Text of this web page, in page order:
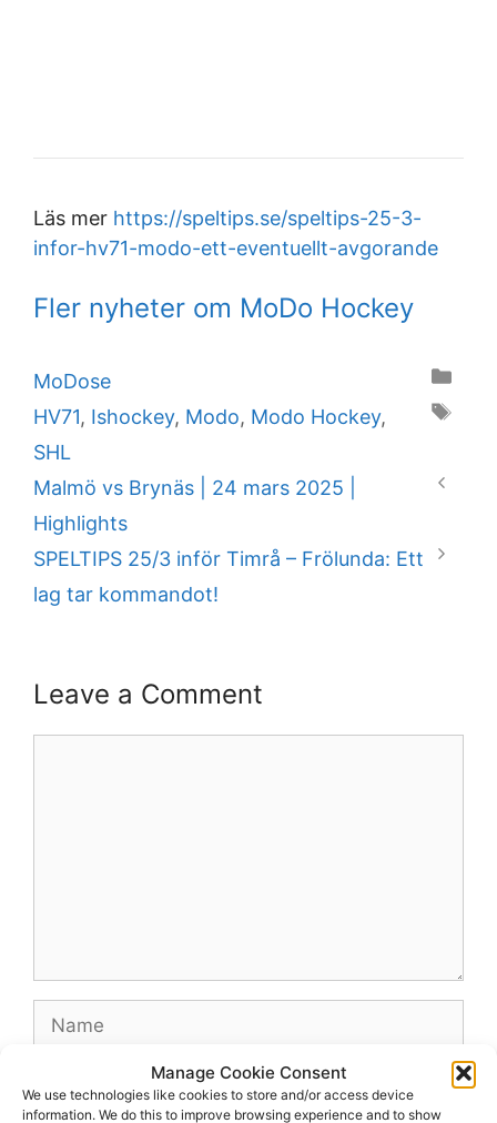
Manage Cookie Consent
We use technologies like cookies to store and/or access device
information. We do this to improve browsing experience and to show
Läs mer https://speltips.se/speltips-25-3-
infor-hv71-modo-ett-eventuellt-avgorande
Fler nyheter om MoDo Hockey
Categories
MoDose
Tags
HV71, Ishockey, Modo, Modo Hockey,
SHL
Malmö vs Brynäs | 24 mars 2025 |
Highlights
SPELTIPS 25/3 inför Timrå – Frölunda: Ett
lag tar kommandot!
Leave a Comment
Name